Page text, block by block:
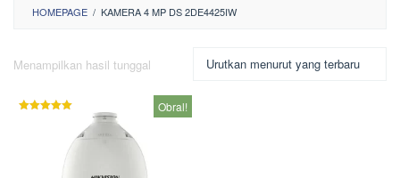
HOMEPAGE / KAMERA 4 MP DS 2DE4425IW
Menampilkan hasil tunggal
Obral!